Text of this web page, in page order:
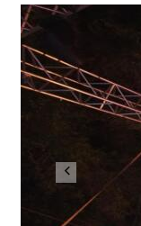
Anterior